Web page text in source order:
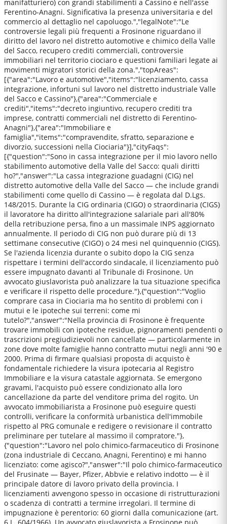
manifatturiero) con grandi stabilimenti a Cassino e nell'asse
Ferentino-Anagni. Significativa la presenza universitaria e del
commercio al dettaglio nel capoluogo.","legalNote":"Le
controversie legali più frequenti a Frosinone riguardano il
diritto del lavoro nel distretto automotive e chimico della Valle
del Sacco, recupero crediti commerciali, controversie
immobiliari nel territorio ciociaro e questioni familiari legate ai
movimenti migratori storici della zona.","topAreas":
[{"area":"Lavoro e automotive","items":"licenziamento, cassa
integrazione, infortuni sul lavoro nel distretto industriale Valle
del Sacco e Cassino"},{"area":"Commerciale e
crediti","items":"decreto ingiuntivo, recupero crediti tra
imprese, contratti commerciali nel distretto di Ferentino-
Anagni"},{"area":"Immobiliare e
famiglia","items":"compravendite, sfratto, separazione e
divorzio, successioni nella Ciociaria"}],"cityFaqs":
[{"question":"Sono in cassa integrazione per il mio lavoro nello
stabilimento automotive della Valle del Sacco: quali diritti
ho?","answer":"La cassa integrazione guadagni (CIG) nel
distretto automotive della Valle del Sacco — che include grandi
stabilimenti come quello di Cassino — è regolata dal D.Lgs.
148/2015. Durante la CIG ordinaria (CIGO) o straordinaria (CIGS)
il lavoratore ha diritto all'integrazione salariale pari all'80%
della retribuzione persa, fino a un massimale INPS aggiornato
annualmente. Il periodo di CIG non può durare più di 13
settimane consecutive (CIGO) o 24 mesi nel quinquennio (CIGS).
Se l'azienda licenzia durante o subito dopo la CIG senza
rispettare i termini dell'accordo sindacale, il licenziamento può
essere impugnato davanti al Tribunale di Frosinone. Un
avvocato giuslavorista può analizzare la tua situazione specifica
e verificare il rispetto delle procedure."},{"question":"Voglio
comprare casa in Ciociaria ma ho sentito di problemi con i
mutui e le ipoteche sui terreni: come mi
tutelo?","answer":"Nella provincia di Frosinone è frequente
trovare immobili con ipoteche residue, pignoramenti pendenti o
trascrizioni pregiudizievoli non cancellate — particolarmente in
zone dove molte famiglie hanno contratto mutui negli anni '90 e
2000. Prima di firmare qualsiasi proposta di acquisto è
fondamentale richiedere la visura ipotecaria al Registro
Immobiliare e la visura catastale aggiornata. Se emergono
gravami, l'acquisto può essere condizionato alla loro
cancellazione da parte del venditore prima del rogito. Un
avvocato immobiliarista a Frosinone può eseguire questi
controlli, verificare la conformità urbanistica dell'immobile
rispetto al PRG comunale e redigere o revisionare il contratto
preliminare per tutelare al massimo il compratore."},
{"question":"Lavoro nel polo chimico-farmaceutico di Frosinone
(zona industriale di Ceccano, Anagni, Ferentino) e mi hanno
licenziato: come agisco?","answer":"Il polo chimico-farmaceutico
del Frusinate — Bayer, Pfizer, Abbvie e relativo indotto — è il
principale datore di lavoro privato della provincia. I
licenziamenti avvengono spesso in occasione di ristrutturazioni
o scadenza di contratti a termine irregolari. Il termine di
impugnazione è perentorio: 60 giorni dalla comunicazione (art.